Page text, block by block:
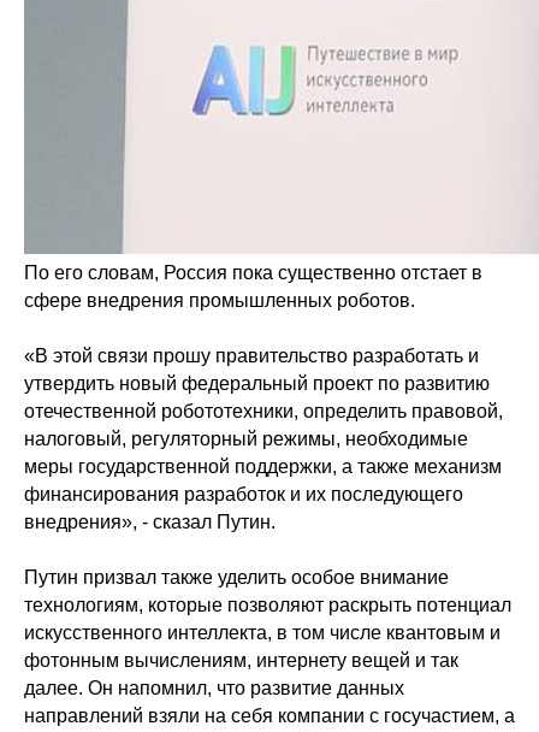
По его словам, Россия пока существенно отстает в
сфере внедрения промышленных роботов.
«В этой связи прошу правительство разработать и
утвердить новый федеральный проект по развитию
отечественной робототехники, определить правовой,
налоговый, регуляторный режимы, необходимые
меры государственной поддержки, а также механизм
финансирования разработок и их последующего
внедрения», - сказал Путин.
Путин призвал также уделить особое внимание
технологиям, которые позволяют раскрыть потенциал
искусственного интеллекта, в том числе квантовым и
фотонным вычислениям, интернету вещей и так
далее. Он напомнил, что развитие данных
направлений взяли на себя компании с госучастием, а